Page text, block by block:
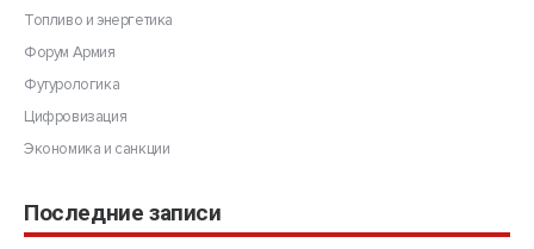
Топливо и энергетика
Форум Армия
Футурологика
Цифровизация
Экономика и санкции
Последние записи